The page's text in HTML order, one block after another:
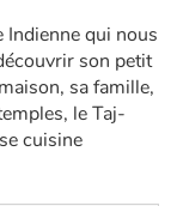
Indienne qui nous
son petit
sa famille,
le Taj-
cuisine